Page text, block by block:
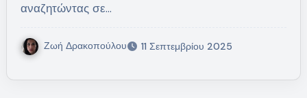
αναζητώντας σε…
Ζωή Δρακοπούλου 11 Σεπτεμβρίου 2025